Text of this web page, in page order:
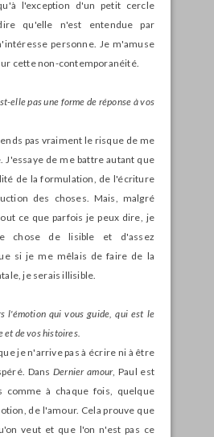
l'exception d'un petit cercle
qu'elle n'est entendue par
personne. Je m'amuse
cette non-contemporanéité.
elle pas une forme de réponse à vos
pas vraiment le risque de me
J'essaye de me battre autant que
de la formulation, de l'écriture
des choses. Mais, malgré
ce que parfois je peux dire, je
chose de lisible et d'assez
si je me mêlais de faire de la
je serais illisible.
l'émotion qui vous guide, qui est le
et de vos histoires.
je n'arrive pas à écrire ni à être
DansDernier amour, Paul est
à chaque fois, quelque
de l'amour. Cela prouve que
veut et que l'on n'est pas ce